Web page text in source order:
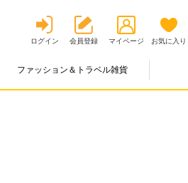
ログイン 会員登録 マイページ お気に入り
ファッション＆トラベル雑貨